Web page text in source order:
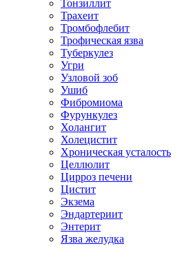
Тонзиллит
Трахеит
Тромбофлебит
Трофическая язва
Туберкулез
Угри
Узловой зоб
Ушиб
Фибромиома
Фурункулез
Холангит
Холецистит
Хроническая усталость
Целлюлит
Цирроз печени
Цистит
Экзема
Эндартериит
Энтерит
Язва желудка